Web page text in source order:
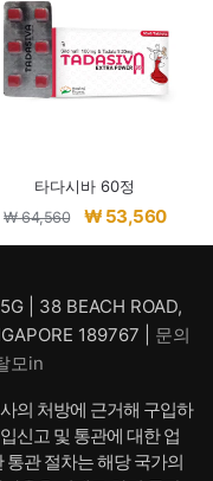
타다시바 60정
₩64,560
원
래
격:
₩ 64,560.
₩ 53,560현
재
격:
₩
| 38 BEACH ROAD,
189767 | 문의
모in
의 처방에 근거해 구입하
신고 및 통관에 대한 업
관 절차는 해당 국가의